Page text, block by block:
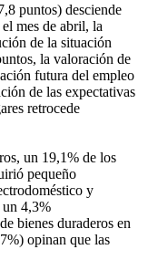
puntos) desciende
mes de abril, la
de la situación
la valoración de
futura del empleo
de las expectativas
retrocede
un 19,1% de los
pequeño
y
un 4,3%
bienes duraderos en
opinan que las